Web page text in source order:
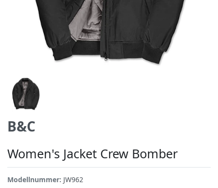
B&C
Women's Jacket Crew Bomber
Modellnummer: JW962